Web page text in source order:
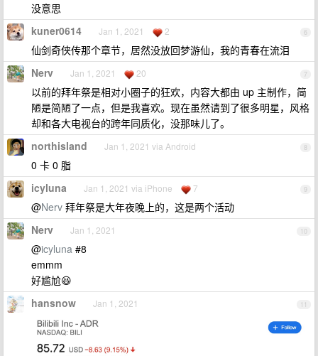
没意思
6
kuner0614 Jan 1, 2021 2
仙剑奇侠传那个章节，居然没放回梦游仙，我的青春在流泪
7
Nerv Jan 1, 2021 20
以前的拜年祭是相对小圈子的狂欢，内容大都由 up 主制作，简
陋是简陋了一点，但是我喜欢。现在虽然请到了很多明星，风格
却和各大电视台的跨年同质化，没那味儿了。
8
northisland Jan 1, 2021 via Android
0 卡 0 脂
9
icyluna Jan 1, 2021 via iPhone 7
@Nerv 拜年祭是大年夜晚上的，这是两个活动
10
Nerv Jan 1, 2021
@icyluna #8
emmm
好尴尬😆
11
hansnow Jan 1, 2021